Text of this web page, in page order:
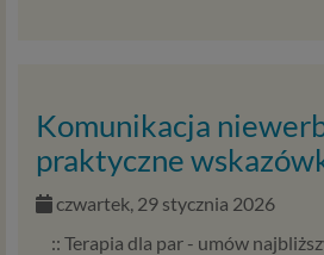
Komunikacja
praktyczne
czwartek, 29 stycznia 2026
:: Terapia dla par - umów